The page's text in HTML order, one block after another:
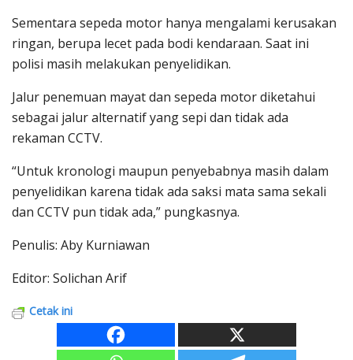
Sementara sepeda motor hanya mengalami kerusakan
ringan, berupa lecet pada bodi kendaraan. Saat ini
polisi masih melakukan penyelidikan.
Jalur penemuan mayat dan sepeda motor diketahui
sebagai jalur alternatif yang sepi dan tidak ada
rekaman CCTV.
“Untuk kronologi maupun penyebabnya masih dalam
penyelidikan karena tidak ada saksi mata sama sekali
dan CCTV pun tidak ada,” pungkasnya.
Penulis: Aby Kurniawan
Editor: Solichan Arif
Cetak ini